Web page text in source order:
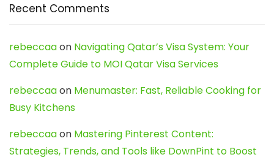
Recent Comments
rebeccaaon Navigating Qatar’s Visa System: Your
Complete Guide to MOI Qatar Visa Services
rebeccaaon Menumaster: Fast, Reliable Cooking for
Busy Kitchens
rebeccaaon Mastering Pinterest Content:
Strategies, Trends, and Tools like DownPint to Boost